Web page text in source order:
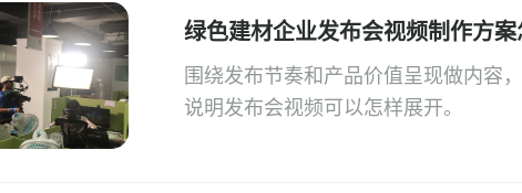
绿色建材企业发布会视频制作方案
围绕发布节奏和产品价值呈现做内容
说明发布会视频可以怎样展开。